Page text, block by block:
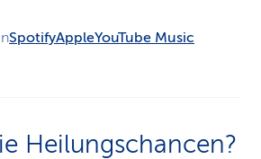
SpotifyAppleYouTube Music
Heilungschancen?